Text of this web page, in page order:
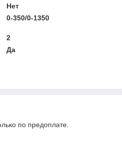
Нет
0-350/0-1350
2
Да
по предоплате.